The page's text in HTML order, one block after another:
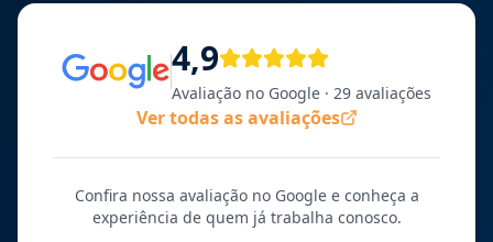
4,9
Avaliação no Google· 29 avaliações
Ver todas as avaliações
Confira nossa avaliação no Google e conheça a
experiência de quem já trabalha conosco.